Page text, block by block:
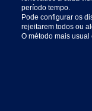
período tempo.
Pode configurar os
rejeitarem todos ou
O método mais usual